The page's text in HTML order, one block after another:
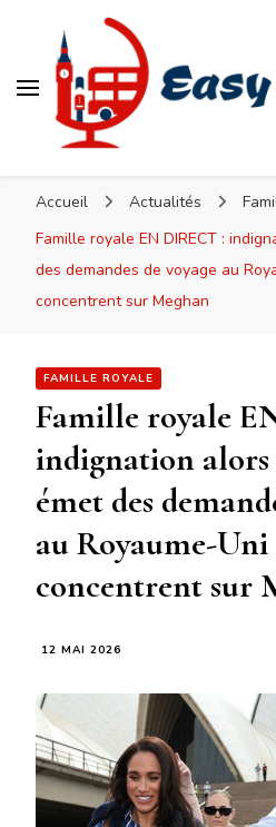
Accueil Actualités
Famille royale EN DIRECT :
des demandes de voyage au
concentrent sur Meghan
FAMILLE ROYALE
Famille royale
indignation alors
émet des
au Royaume-Uni
concentrent sur
12 MAI 2026